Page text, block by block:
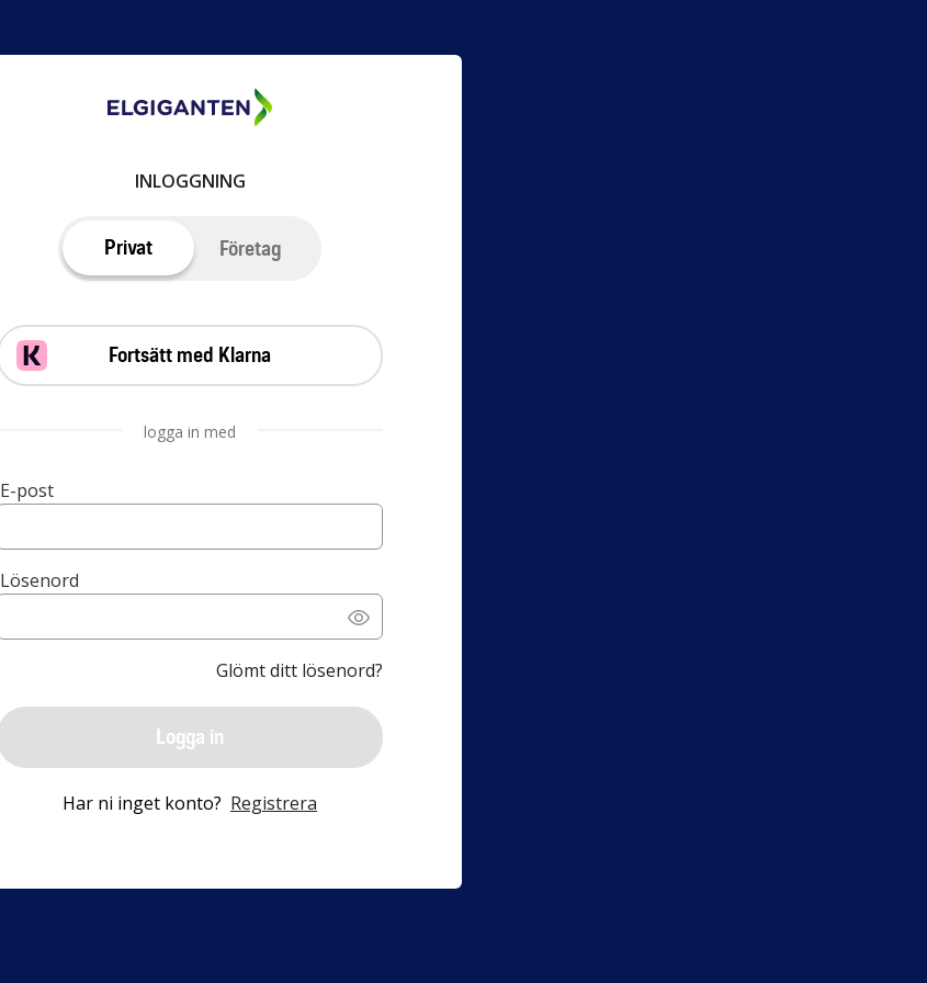
INLOGGNING
Privat Företag
Fortsätt med Klarna
logga in med
E-post
Lösenord
Glömt ditt lösenord?
Logga in
Har ni inget konto? Registrera